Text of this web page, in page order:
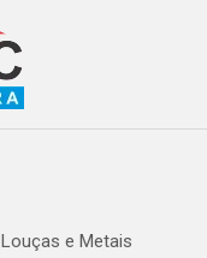
Louças e Metais